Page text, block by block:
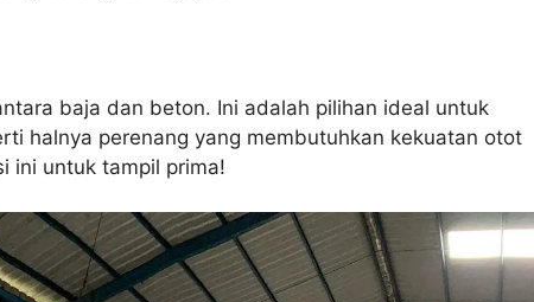
baja dan beton. Ini adalah pilihan ideal untuk
halnya perenang yang membutuhkan kekuatan otot
ini untuk tampil prima!